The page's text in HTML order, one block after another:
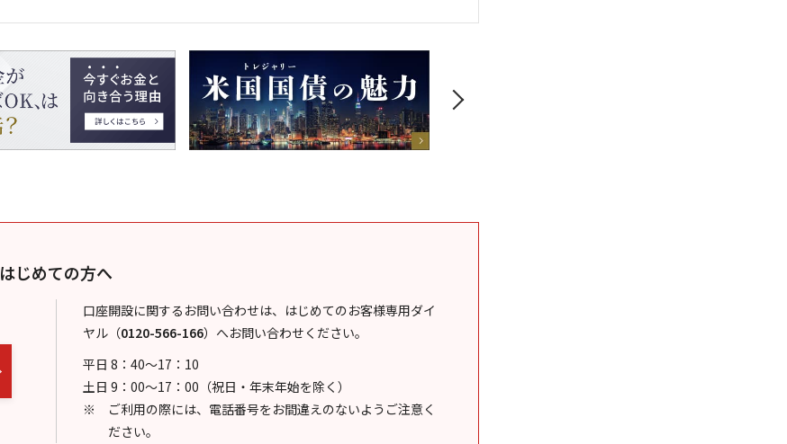
はじめての方へ
口座開設に関するお問い合わせは、はじめてのお客様専用ダイ
ヤル （0120-566-166） へお問い合わせください。
平日 8：40～17：10
土日 9：00～17：00（祝日・年末年始を除く）
ご利用の際には、電話番号をお間違えのないようご注意く
ださい。